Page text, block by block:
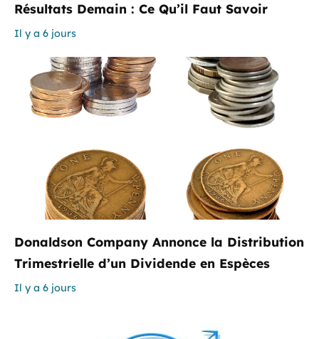
Résultats Demain : Ce Qu’il Faut Savoir
Il y a 6 jours
Donaldson Company Annonce la Distribution
Trimestrielle d’un Dividende en Espèces
Il y a 6 jours